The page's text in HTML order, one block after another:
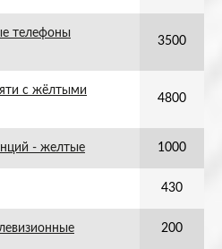
телефоны
3500
с жёлтыми
4800
- желтые 1000
430
200